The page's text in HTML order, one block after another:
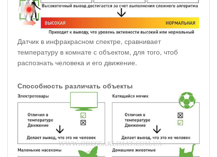
Датчик в инфракрасном спектре, сравнивает
температуру в комнате с объектом, для того, чтоб
распознать человека и его движение.
Способность различать объекты